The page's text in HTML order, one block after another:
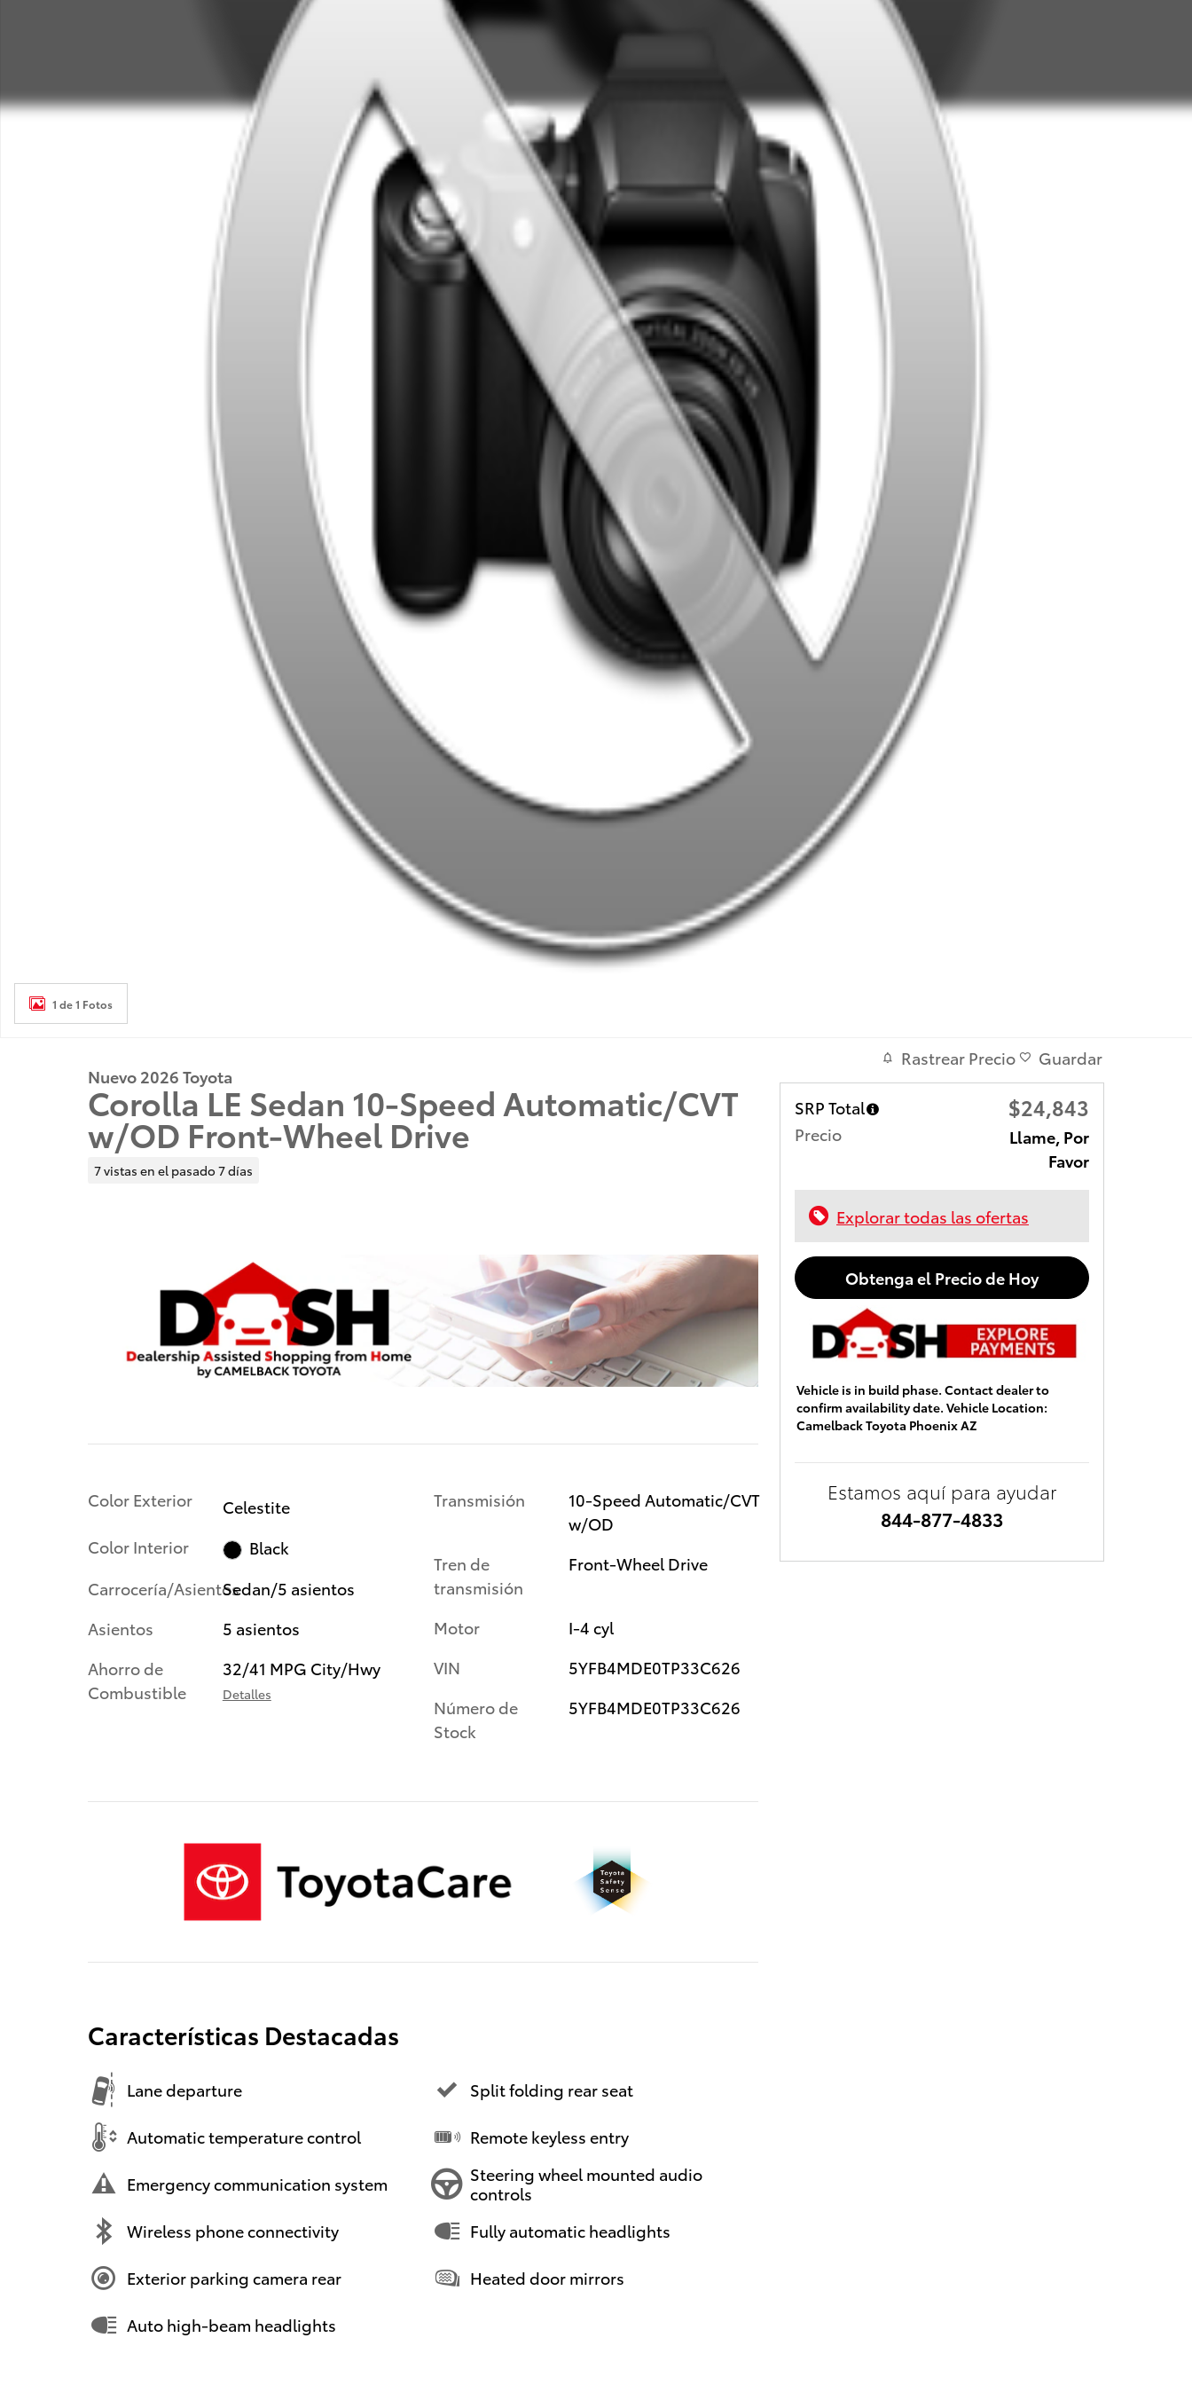
1 de 1 Fotos
Nuevo 2026 Toyota
Corolla LE Sedan 10-Speed Automatic/CVT
w/OD Front-Wheel Drive
7 vistas en el pasado 7 días
Color Exterior
Celestite
Color Interior
Black
Carrocería/AsientosSedan/5 asientos
Asientos
5 asientos
Ahorro de
Combustible
32/41 MPG City/Hwy
Detalles
Transmisión
10-Speed Automatic/CVT
w/OD
Tren de
transmisión
Front-Wheel Drive
Motor
I-4 cyl
VIN
5YFB4MDE0TP33C626
Número de
Stock
5YFB4MDE0TP33C626
Características Destacadas
Lane departure
Automatic temperature control
Emergency communication system
Wireless phone connectivity
Exterior parking camera rear
Auto high-beam headlights
Split folding rear seat
Remote keyless entry
Steering wheel mounted audio
controls
Fully automatic headlights
Heated door mirrors
Rastrear Precio Guardar
SRP Total $24,843
Precio
Llame, Por
Favor
Explorar todas las ofertas
Obtenga el Precio de Hoy
Vehicle is in build phase. Contact dealer to
confirm availability date. Vehicle Location:
Camelback Toyota Phoenix AZ
Estamos aquí para ayudar
844-877-4833